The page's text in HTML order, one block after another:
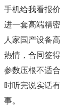
手机给我看报
进一套高端精
人家国产设备
热情，合同签
参数压根不适
时听完说实话
事。